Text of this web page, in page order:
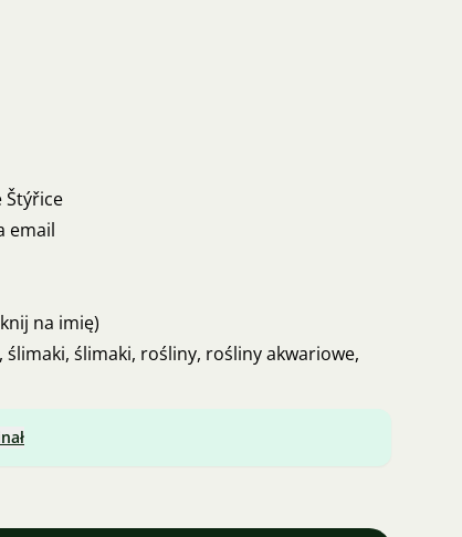
Štýřice
email
na imię)
ślimaki, rośliny, rośliny akwariowe,